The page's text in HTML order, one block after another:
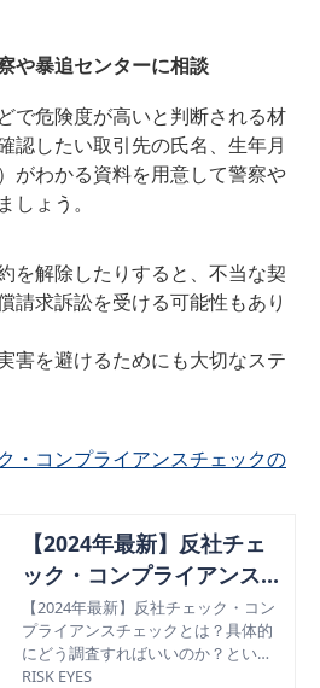
や暴追センターに相談
で危険度が高いと判断される材
認したい取引先の氏名、生年月
がわかる資料を用意して警察や
しょう。
を解除したりすると、不当な契
請求訴訟を受ける可能性もあり
害を避けるためにも大切なステ
・コンプライアンスチェックの
【2024年最新】反社チェ
ック・コンプライアンスチ
ェックの具体的な方法と
は？
【2024年最新】反社チェック・コン
プライアンスチェックとは？具体的
にどう調査すればいいのか？といっ
た基礎知識から、反社チェック方法
RISK EYES